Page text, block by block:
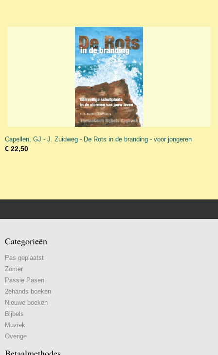
Capellen, GJ - J. Zuidweg - De Rots in de branding - voor jongeren
€ 22,50
Categorieën
Pas geplaatst
Zomer
Passie Pasen
2ehands boeken
Nieuwe boeken
Bijbels
Muziek
Overige